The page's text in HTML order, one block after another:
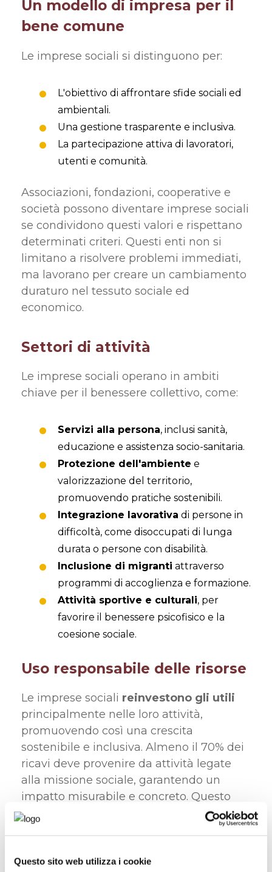
Questo sito web utilizza i cookie
Un modello di impresa per il
bene comune
Le imprese sociali si distinguono per:
L'obiettivo di affrontare sfide sociali ed
ambientali.
Una gestione trasparente e inclusiva.
La partecipazione attiva di lavoratori,
utenti e comunità.
Associazioni, fondazioni, cooperative e
società possono diventare imprese sociali
se condividono questi valori e rispettano
determinati criteri. Questi enti non si
limitano a risolvere problemi immediati,
ma lavorano per creare un cambiamento
duraturo nel tessuto sociale ed
economico.
Settori di attività
Le imprese sociali operano in ambiti
chiave per il benessere collettivo, come:
Servizi alla persona, inclusi sanità,
educazione e assistenza socio-sanitaria.
Protezione dell'ambiente e
valorizzazione del territorio,
promuovendo pratiche sostenibili.
Integrazione lavorativa di persone in
difficoltà, come disoccupati di lunga
durata o persone con disabilità.
Inclusione di migranti attraverso
programmi di accoglienza e formazione.
Attività sportive e culturali, per
favorire il benessere psicofisico e la
coesione sociale.
Uso responsabile delle risorse
Le imprese sociali reinvestono gli utili
principalmente nelle loro attività,
promuovendo così una crescita
sostenibile e inclusiva. Almeno il 70% dei
ricavi deve provenire da attività legate
alla missione sociale, garantendo un
impatto misurabile e concreto. Questo
modello economico permette di
tradizionale profitto aziendale.